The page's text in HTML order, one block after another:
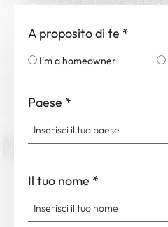
A proposito di te *
I'm a homeowner
Paese *
Il tuo nome *